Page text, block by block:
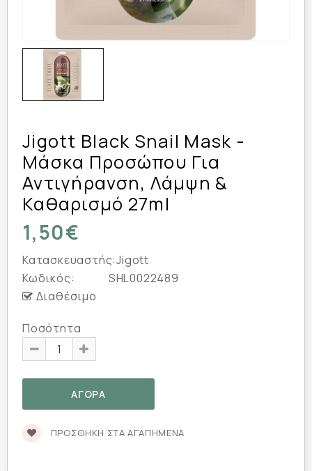
Jigott Black Snail Mask -
Μάσκα Προσώπου Για
Αντιγήρανση, Λάμψη &
Καθαρισμό 27ml
1,50€
Κατασκευαστής:Jigott
Κωδικός:
SHL0022489
Διαθέσιμο
Ποσότητα
ΠΡΟΣΘΉΚΗ ΣΤΑ ΑΓΑΠΗΜΈΝΑ